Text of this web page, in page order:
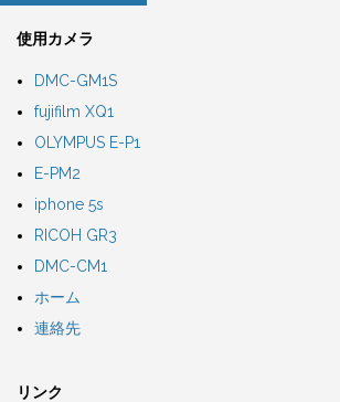
使用カメラ
DMC-GM1S
fujifilm XQ1
OLYMPUS E-P1
E-PM2
iphone 5s
RICOH GR3
DMC-CM1
ホーム
連絡先
リンク